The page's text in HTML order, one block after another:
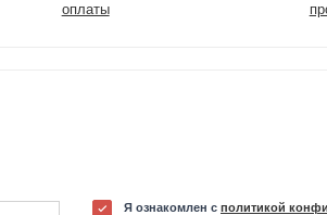
оплаты
Я ознакомлен с политикой